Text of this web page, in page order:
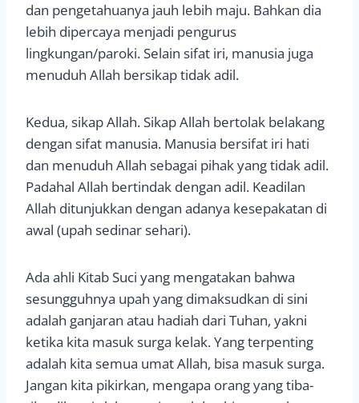
dan pengetahuanya jauh lebih maju. Bahkan dia
lebih dipercaya menjadi pengurus
lingkungan/paroki. Selain sifat iri, manusia juga
menuduh Allah bersikap tidak adil.
Kedua, sikap Allah. Sikap Allah bertolak belakang
dengan sifat manusia. Manusia bersifat iri hati
dan menuduh Allah sebagai pihak yang tidak adil.
Padahal Allah bertindak dengan adil. Keadilan
Allah ditunjukkan dengan adanya kesepakatan di
awal (upah sedinar sehari).
Ada ahli Kitab Suci yang mengatakan bahwa
sesungguhnya upah yang dimaksudkan di sini
adalah ganjaran atau hadiah dari Tuhan, yakni
ketika kita masuk surga kelak. Yang terpenting
adalah kita semua umat Allah, bisa masuk surga.
Jangan kita pikirkan, mengapa orang yang tiba-